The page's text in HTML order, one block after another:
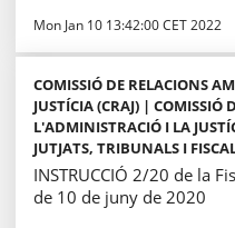
Mon Jan 10 13:42:00 CET 2022
COMISSIÓ DE RELACIONS
JUSTÍCIA (CRAJ) | COMISSIÓ
L'ADMINISTRACIÓ I LA
JUTJATS, TRIBUNALS I
INSTRUCCIÓ 2/20 de la
de 10 de juny de 2020